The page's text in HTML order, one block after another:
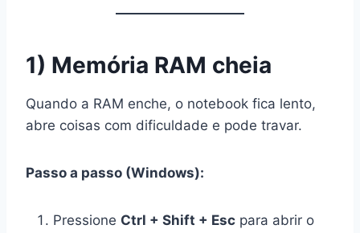
1) Memória RAM cheia
Quando a RAM enche, o notebook fica lento,
abre coisas com dificuldade e pode travar.
Passo a passo (Windows):
Pressione Ctrl + Shift + Esc para abrir o